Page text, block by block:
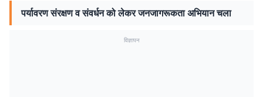
पर्यावरण संरक्षण व संवर्धन को लेकर जनजागरूकता अभियान चला
विज्ञापन